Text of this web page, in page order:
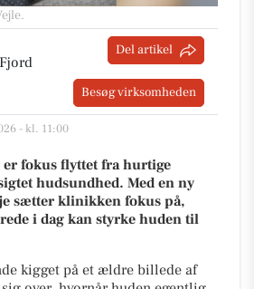
.
Del artikel
Besøg virksomheden
- kl. 11:00
er fokus flyttet fra hurtige
hudsundhed. Med en ny
sætter klinikken fokus på,
i dag kan styrke huden til
kigget på et ældre billede af